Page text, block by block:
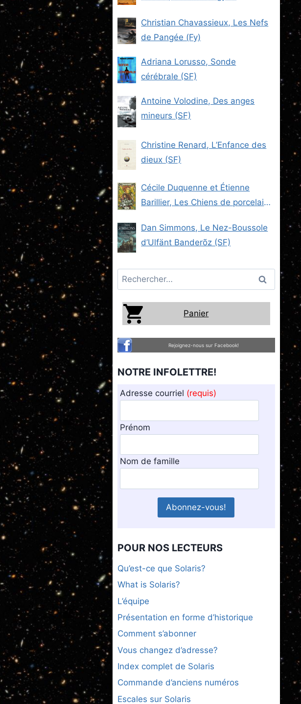
Christian Chavassieux, Les Nefs
de Pangée (Fy)
Adriana Lorusso, Sonde
cérébrale (SF)
Antoine Volodine, Des anges
mineurs (SF)
Christine Renard, L’Enfance des
dieux (SF)
Cécile Duquenne et Étienne
Barillier, Les Chiens de porcelaine
Dan Simmons, Le Nez-Boussole
d’Ulfänt Banderõz (SF)
Rechercher :
Panier
Rejoignez-nous sur Facebook!
NOTRE INFOLETTRE!
Adresse courriel (requis)
Prénom
Nom de famille
POUR NOS LECTEURS
Qu’est-ce que Solaris?
What is Solaris?
L’équipe
Présentation en forme d’historique
Comment s’abonner
Vous changez d’adresse?
Index complet de Solaris
Commande d’anciens numéros
Escales sur Solaris